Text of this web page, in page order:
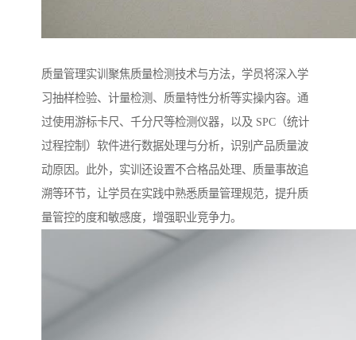
质量管理实训聚焦质量检测技术与方法，学员将深入学
习抽样检验、计量检测、质量特性分析等实操内容。通
过使用游标卡尺、千分尺等检测仪器，以及 SPC（统计
过程控制）软件进行数据处理与分析，识别产品质量波
动原因。此外，实训还设置不合格品处理、质量事故追
溯等环节，让学员在实践中熟悉质量管理规范，提升质
量管控的度和敏感度，增强职业竞争力。​